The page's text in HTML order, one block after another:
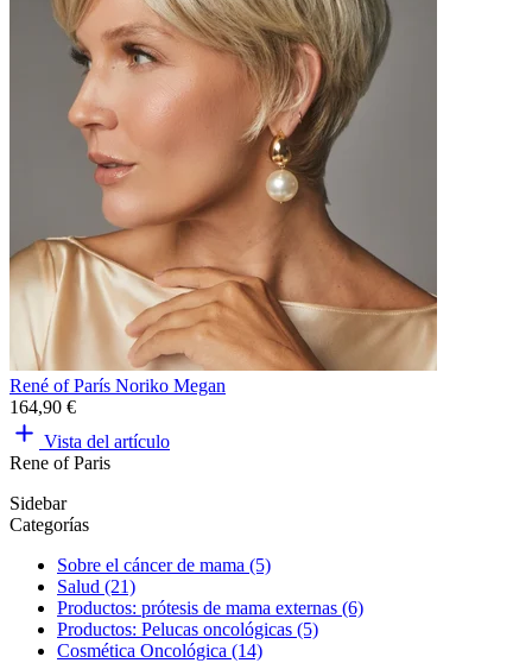
René of París Noriko Megan
164,90 €
Vista del artículo
Rene of Paris
Sidebar
Categorías
Sobre el cáncer de mama (5)
Salud (21)
Productos: prótesis de mama externas (6)
Productos: Pelucas oncológicas (5)
Cosmética Oncológica (14)